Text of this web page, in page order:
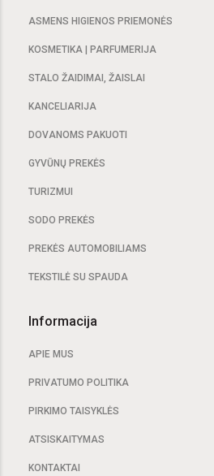
ASMENS HIGIENOS PRIEMONĖS
KOSMETIKA | PARFUMERIJA
STALO ŽAIDIMAI, ŽAISLAI
KANCELIARIJA
DOVANOMS PAKUOTI
GYVŪNŲ PREKĖS
TURIZMUI
SODO PREKĖS
PREKĖS AUTOMOBILIAMS
TEKSTILĖ SU SPAUDA
Informacija
APIE MUS
PRIVATUMO POLITIKA
PIRKIMO TAISYKLĖS
ATSISKAITYMAS
KONTAKTAI